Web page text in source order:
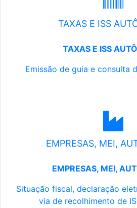
TAXAS E ISS
TAXAS E ISS
Emissão de guia e consulta
EMPRESAS, MEI,
EMPRESAS, MEI,
Situação fiscal, declaração
via de recolhimento de